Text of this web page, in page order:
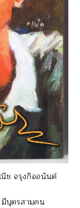
ช จรุงกิจอนันต์
บุตรสามคน